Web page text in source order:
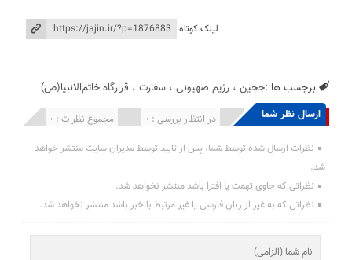
لینک کوتاه
برچسب ها :ججین ،رژیم صهیونی ،سفارت ، قرارگاه خاتم‌الانبیا(ص)
ارسال نظر شما مجموع نظرات : 0 در انتظار بررسی : 0 انتشار یافته : 0
نظرات ارسال شده توسط شما، پس از تایید توسط مدیران سایت منتشر خواهد
شد.
نظراتی که حاوی تهمت یا افترا باشد منتشر نخواهد شد.
نظراتی که به غیر از زبان فارسی یا غیر مرتبط با خبر باشد منتشر نخواهد شد.